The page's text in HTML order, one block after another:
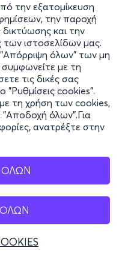
την εξατομίκευση
την παροχή
δικτύωσης και την
ιστοσελίδων μας.
"Απόρριψη όλων" των μη
με τη
τις δικές σας
"Ρυθμίσεις cookies".
τη χρήση των cookies,
όλων".Για
ανατρέξτε στην
ΟΛΩΝ